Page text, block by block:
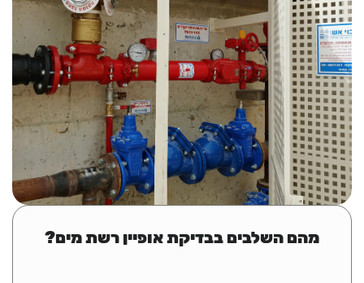
מהם השלבים בבדיקת אופיין רשת מים?